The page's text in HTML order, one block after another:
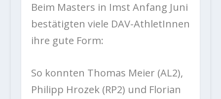
Beim Masters in Imst Anfang Juni
bestätigten viele DAV-AthletInnen
ihre gute Form:
So konnten Thomas Meier (AL2),
Philipp Hrozek (RP2) und Florian